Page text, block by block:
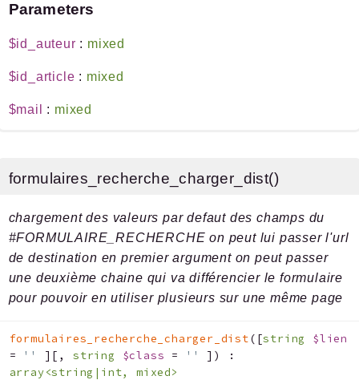
Parameters
$id_auteur : mixed
$id_article : mixed
$mail : mixed
formulaires_recherche_charger_dist()
chargement des valeurs par defaut des champs du
#FORMULAIRE_RECHERCHE on peut lui passer l'url
de destination en premier argument on peut passer
une deuxième chaine qui va différencier le formulaire
pour pouvoir en utiliser plusieurs sur une même page
formulaires_recherche_charger_dist( [string $lien
=
'' ] [ , string $class = '' ] )
:
array<string|int, mixed>